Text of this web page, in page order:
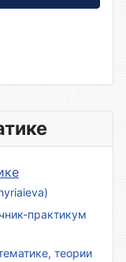
практикум
теории